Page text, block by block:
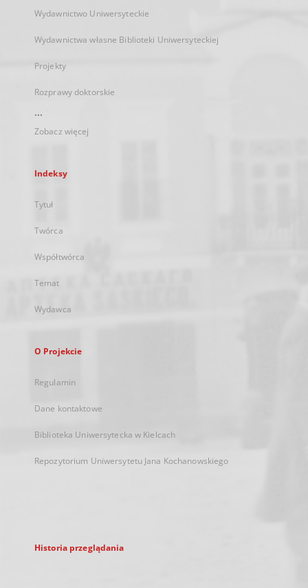
Wydawnictwo Uniwersyteckie
Wydawnictwa własne Biblioteki Uniwersyteckiej
Projekty
Rozprawy doktorskie
...
Zobacz więcej
Indeksy
Tytuł
Twórca
Współtwórca
Temat
Wydawca
O Projekcie
Regulamin
Dane kontaktowe
Biblioteka Uniwersytecka w Kielcach
Repozytorium Uniwersytetu Jana Kochanowskiego
Historia przeglądania